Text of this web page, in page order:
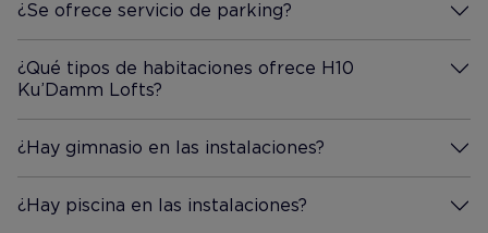
¿Se ofrece servicio de parking?
Más información
¿Qué tipos de habitaciones ofrece H10
Ku’Damm Lofts?
Más información
¿Hay gimnasio en las instalaciones?
Más información
¿Hay piscina en las instalaciones?
Más información